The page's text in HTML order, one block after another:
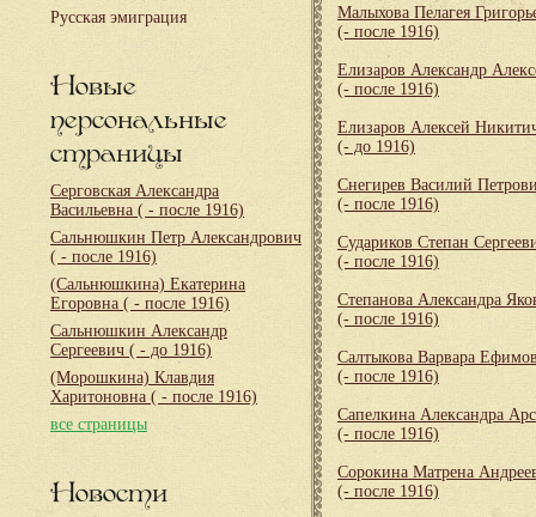
Русская эмиграция
Новые
персональные
страницы
Серговская Александра
Васильевна ( - после 1916)
Сальнюшкин Петр Александрович
( - после 1916)
(Сальнюшкина) Екатерина
Егоровна ( - после 1916)
Сальнюшкин Александр
Сергеевич ( - до 1916)
(Морошкина) Клавдия
Харитоновна ( - после 1916)
все страницы
Новости
Малыхова Пелагея
(- после 1916)
Елизаров Александр
(- после 1916)
Елизаров Алексей
(- до 1916)
Снегирев Василий
(- после 1916)
Судариков Степан
(- после 1916)
Степанова Александра
(- после 1916)
Салтыкова Варвара
(- после 1916)
Сапелкина Александра
(- после 1916)
Сорокина Матрена
(- после 1916)